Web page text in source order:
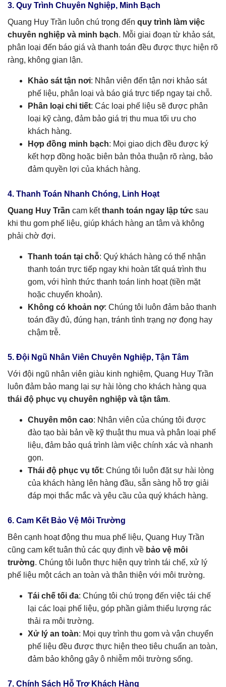
3. Quy Trình Chuyên Nghiệp, Minh Bạch
Quang Huy Trần luôn chú trọng đến quy trình làm việc
chuyên nghiệp và minh bạch. Mỗi giai đoạn từ khảo sát,
phân loại đến báo giá và thanh toán đều được thực hiện rõ
ràng, không gian lận.
Khảo sát tận nơi: Nhân viên đến tận nơi khảo sát
phế liệu, phân loại và báo giá trực tiếp ngay tại chỗ.
Phân loại chi tiết: Các loại phế liệu sẽ được phân
loại kỹ càng, đảm bảo giá trị thu mua tối ưu cho
khách hàng.
Hợp đồng minh bạch: Mọi giao dịch đều được ký
kết hợp đồng hoặc biên bản thỏa thuận rõ ràng, bảo
đảm quyền lợi của khách hàng.
4. Thanh Toán Nhanh Chóng, Linh Hoạt
Quang Huy Trần cam kếtthanh toán ngay lập tức sau
khi thu gom phế liệu, giúp khách hàng an tâm và không
phải chờ đợi.
Thanh toán tại chỗ: Quý khách hàng có thể nhận
thanh toán trực tiếp ngay khi hoàn tất quá trình thu
gom, với hình thức thanh toán linh hoạt (tiền mặt
hoặc chuyển khoản).
Không có khoản nợ: Chúng tôi luôn đảm bảo thanh
toán đầy đủ, đúng hạn, tránh tình trạng nợ đọng hay
chậm trễ.
5. Đội Ngũ Nhân Viên Chuyên Nghiệp, Tận Tâm
Với đội ngũ nhân viên giàu kinh nghiệm, Quang Huy Trần
luôn đảm bảo mang lại sự hài lòng cho khách hàng qua
thái độ phục vụ chuyên nghiệp và tận tâm.
Chuyên môn cao: Nhân viên của chúng tôi được
đào tạo bài bản về kỹ thuật thu mua và phân loại phế
liệu, đảm bảo quá trình làm việc chính xác và nhanh
gọn.
Thái độ phục vụ tốt: Chúng tôi luôn đặt sự hài lòng
của khách hàng lên hàng đầu, sẵn sàng hỗ trợ giải
đáp mọi thắc mắc và yêu cầu của quý khách hàng.
6. Cam Kết Bảo Vệ Môi Trường
Bên cạnh hoạt động thu mua phế liệu, Quang Huy Trần
cũng cam kết tuân thủ các quy định về bảo vệ môi
trường. Chúng tôi luôn thực hiện quy trình tái chế, xử lý
phế liệu một cách an toàn và thân thiện với môi trường.
Tái chế tối đa: Chúng tôi chú trọng đến việc tái chế
lại các loại phế liệu, góp phần giảm thiểu lượng rác
thải ra môi trường.
Xử lý an toàn: Mọi quy trình thu gom và vận chuyển
phế liệu đều được thực hiện theo tiêu chuẩn an toàn,
đảm bảo không gây ô nhiễm môi trường sống.
7. Chính Sách Hỗ Trợ Khách Hàng